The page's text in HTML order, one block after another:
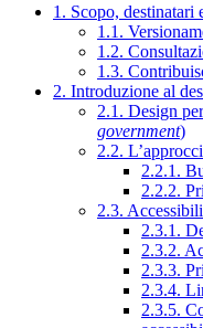
1. Scopo, destinatari
1.1.
1.2.
1.3.
2. Introduzione al
2.1. Design
government)
2.2.
2.2.1.
2.2.2.
2.3.
2.3.1.
2.3.2.
2.3.3.
2.3.4.
2.3.5.